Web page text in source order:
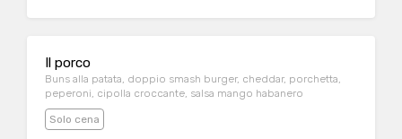
Il porco
Buns alla patata, doppio smash burger, cheddar, porchetta,
peperoni, cipolla croccante, salsa mango habanero
Solo cena